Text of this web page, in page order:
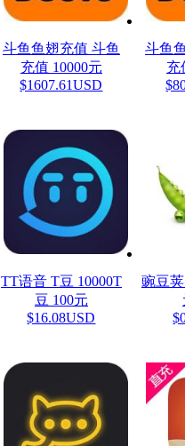
斗鱼鱼翅充值 斗鱼
充值 10000元
$1607.61USD
斗鱼
充
TT语音 T豆 10000T
豆 100元
$16.08USD
豌豆